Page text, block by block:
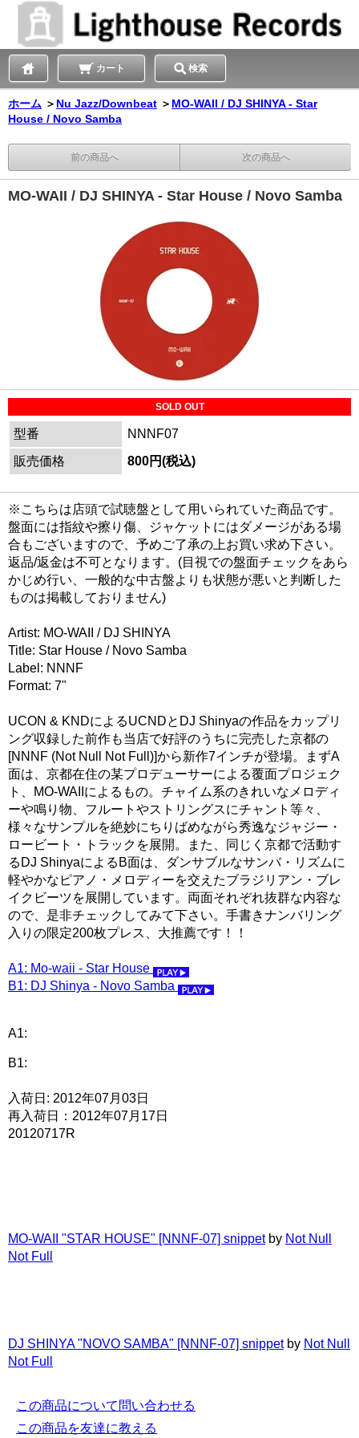
カート 検索
ホーム ＞ Nu Jazz/Downbeat ＞ MO-WAII / DJ SHINYA - Star
House / Novo Samba
前の商品へ 次の商品へ
MO-WAII / DJ SHINYA - Star House / Novo Samba
SOLD OUT
型番
NNNF07
販売価格
800円(税込)
※こちらは店頭で試聴盤として用いられていた商品です。
盤面には指紋や擦り傷、ジャケットにはダメージがある場
合もございますので、予めご了承の上お買い求め下さい。
返品/返金は不可となります。(目視での盤面チェックをあら
かじめ行い、一般的な中古盤よりも状態が悪いと判断した
ものは掲載しておりません)
Artist: MO-WAII / DJ SHINYA
Title: Star House / Novo Samba
Label: NNNF
Format: 7"
UCON & KNDによるUCNDとDJ Shinyaの作品をカップリ
ング収録した前作も当店で好評のうちに完売した京都の
[NNNF (Not Null Not Full)]から新作7インチが登場。まずA
面は、京都在住の某プロデューサーによる覆面プロジェク
ト、MO-WAIIによるもの。チャイム系のきれいなメロディ
ーや鳴り物、フルートやストリングスにチャント等々、
様々なサンプルを絶妙にちりばめながら秀逸なジャジー・
ロービート・トラックを展開。また、同じく京都で活動す
るDJ ShinyaによるB面は、ダンサブルなサンバ・リズムに
軽やかなピアノ・メロディーを交えたブラジリアン・ブレ
イクビーツを展開しています。両面それぞれ抜群な内容な
ので、是非チェックしてみて下さい。手書きナンバリング
入りの限定200枚プレス、大推薦です！！
A1: Mo-waii - Star House
B1: DJ Shinya - Novo Samba
A1:
B1:
入荷日: 2012年07月03日
再入荷日：2012年07月17日
20120717R
MO-WAII "STAR HOUSE" [NNNF-07] snippetby Not Null
Not Full
DJ SHINYA "NOVO SAMBA" [NNNF-07] snippetby Not Null
Not Full
この商品について問い合わせる
この商品を友達に教える